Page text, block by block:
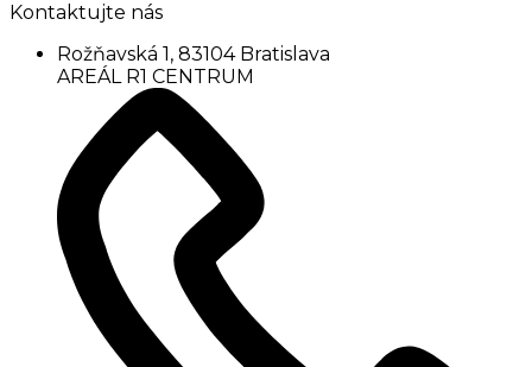
Kontaktujte nás
Rožňavská 1, 83104 Bratislava
AREÁL R1 CENTRUM